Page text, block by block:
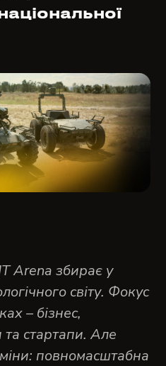
Arena збирає у
світу. Фокус
– бізнес,
та стартапи. Але
повномасштабна